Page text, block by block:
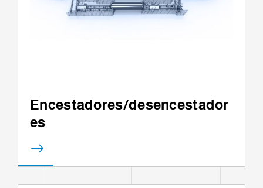
Encestadores/desencestador
es